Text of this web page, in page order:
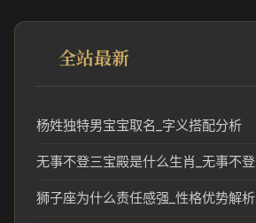
全站最新
杨姓独特男宝宝取名_字义搭配分析
狮子座为什么责任感强_性格优势解析